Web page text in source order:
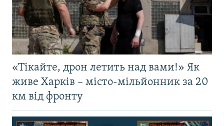
«Тікайте, дрон летить над вами!» Як
живе Харків – місто-мільйонник за 20
км від фронту